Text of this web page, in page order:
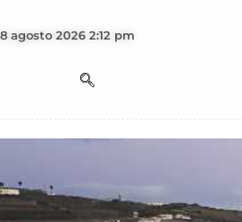
8 agosto 2026 2:12 pm